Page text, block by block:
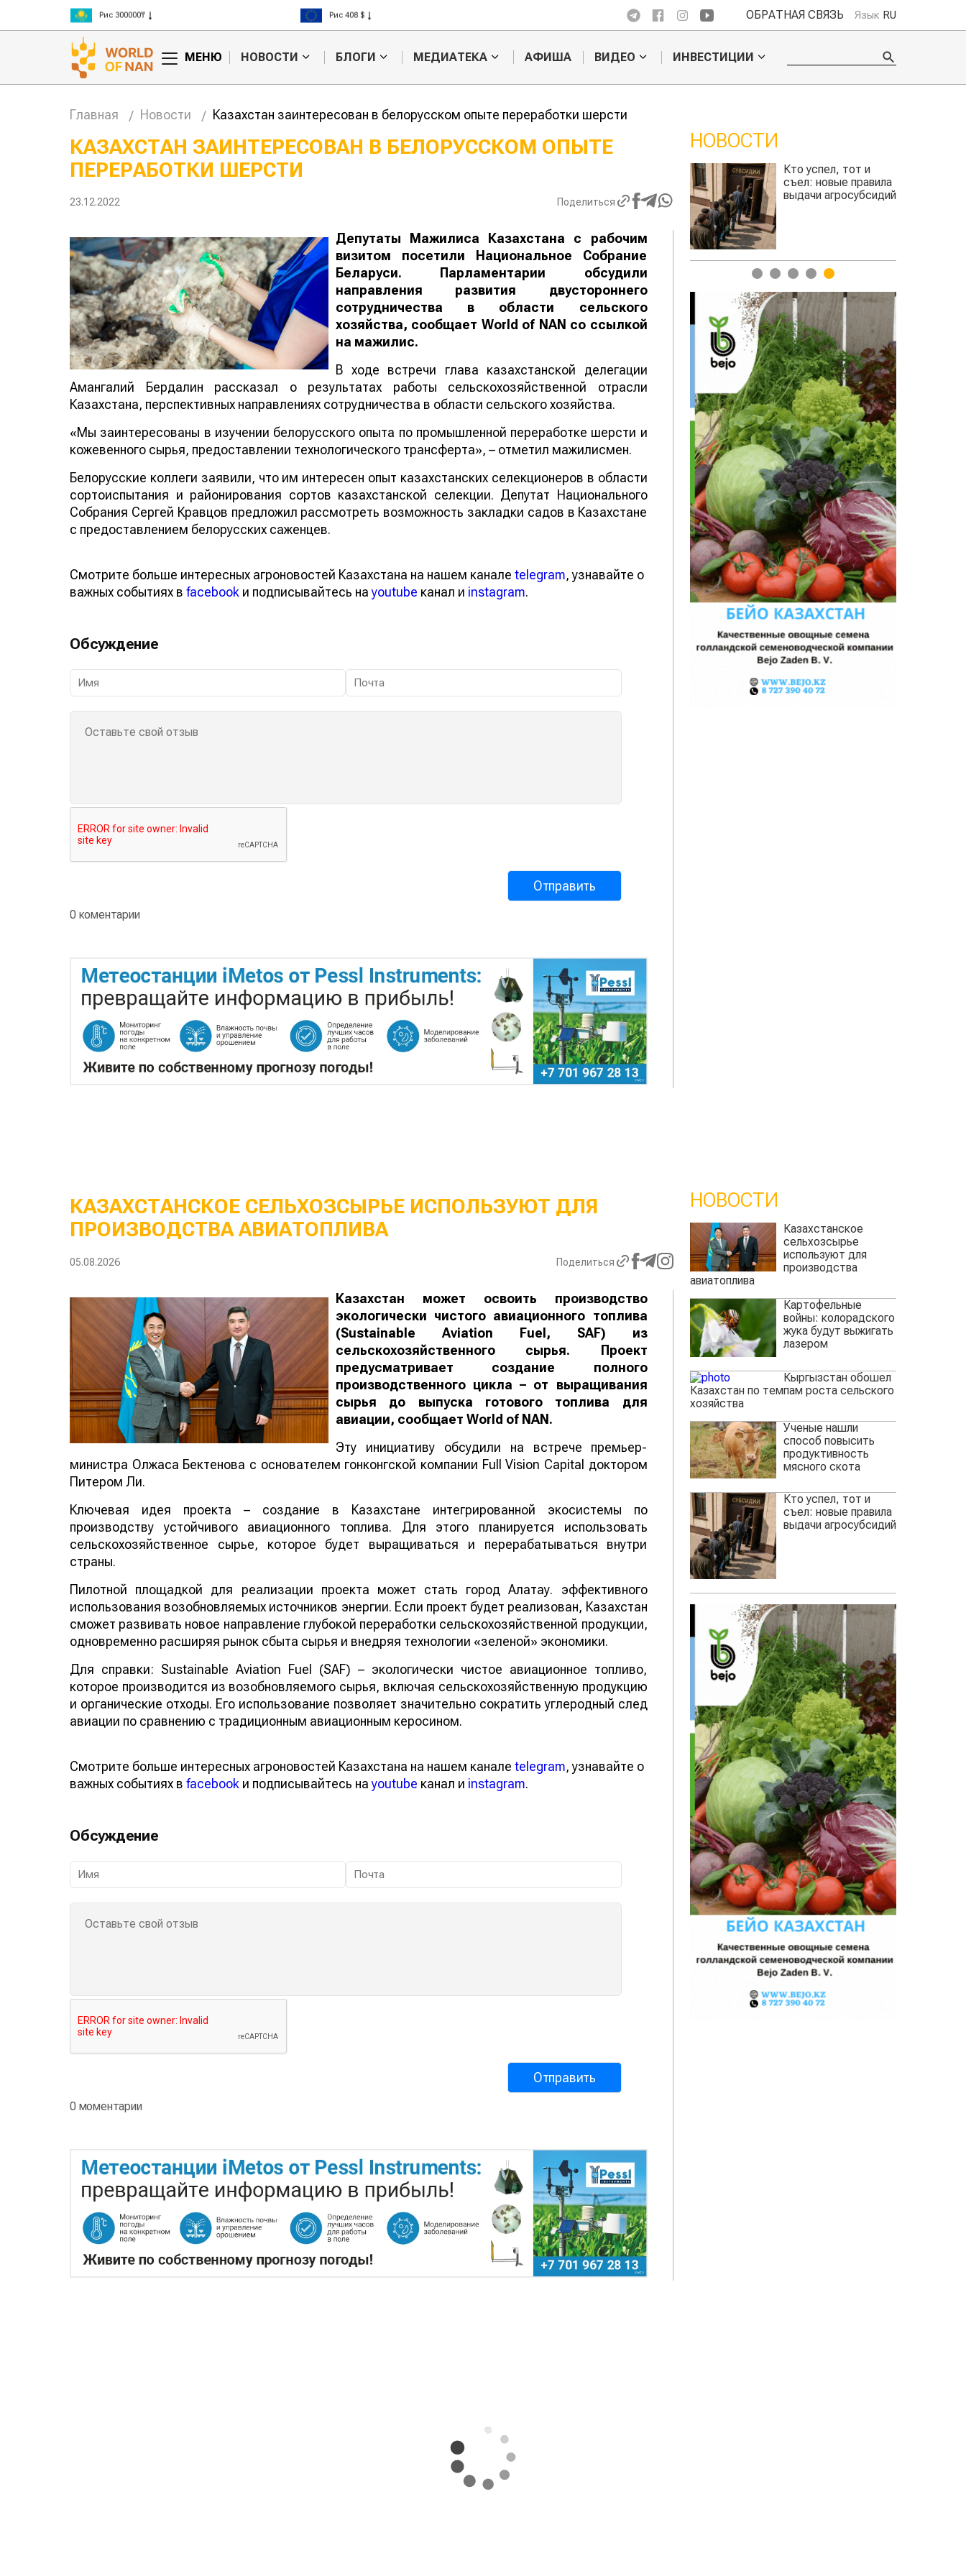
Рис 300000₸
Пшеница 3 класс 125000₸
Рис 408 $
Пшеница 423 $
ОБРАТНАЯ СВЯЗЬ Язык RU
МЕНЮ НОВОСТИ БЛОГИ МЕДИАТЕКА АФИША ВИДЕО ИНВЕСТИЦИИ
Главная Новости Казахстан заинтересован в белорусском опыте переработки шерсти
КАЗАХСТАН ЗАИНТЕРЕСОВАН В БЕЛОРУССКОМ ОПЫТЕ
ПЕРЕРАБОТКИ ШЕРСТИ
23.12.2022 Поделиться
Депутаты Мажилиса Казахстана с рабочим
визитом посетили Национальное Собрание
Беларуси. Парламентарии обсудили
направления развития двустороннего
сотрудничества в области сельского
хозяйства, сообщает World of NAN со ссылкой
на мажилис.
В ходе встречи глава казахстанской делегации
Амангалий Бердалин рассказал о результатах работы сельскохозяйственной отрасли
Казахстана, перспективных направлениях сотрудничества в области сельского хозяйства.
«Мы заинтересованы в изучении белорусского опыта по промышленной переработке шерсти и
кожевенного сырья, предоставлении технологического трансферта», – отметил мажилисмен.
Белорусские коллеги заявили, что им интересен опыт казахстанских селекционеров в области
сортоиспытания и районирования сортов казахстанской селекции. Депутат Национального
Собрания Сергей Кравцов предложил рассмотреть возможность закладки садов в Казахстане
с предоставлением белорусских саженцев.
Смотрите больше интересных агроновостей Казахстана на нашем канале telegram, узнавайте о
важных событиях в facebook и подписывайтесь наyoutube канал и instagram.
Обсуждение
0 коментарии
НОВОСТИ
выдачи агросубсидий
Казахстанское
сельхозсырье
используют для
авиатоплива
1 2 3 4 5
КАЗАХСТАНСКОЕ СЕЛЬХОЗСЫРЬЕ ИСПОЛЬЗУЮТ ДЛЯ
ПРОИЗВОДСТВА АВИАТОПЛИВА
05.08.2026 Поделиться
Казахстан может освоить производство
экологически чистого авиационного топлива
(Sustainable Aviation Fuel, SAF) из
сельскохозяйственного сырья. Проект
предусматривает создание полного
производственного цикла – от выращивания
сырья до выпуска готового топлива для
авиации, сообщает World of NAN .
Эту инициативу обсудили на встрече премьер-
министра Олжаса Бектенова с основателем гонконгской компании Full Vision Capital доктором
Питером Ли.
Ключевая идея проекта – создание в Казахстане интегрированной экосистемы по
производству устойчивого авиационного топлива. Для этого планируется использовать
сельскохозяйственное сырье, которое будет выращиваться и перерабатываться внутри
страны.
Пилотной площадкой для реализации проекта может стать город Алатау. эффективного
использования возобновляемых источников энергии. Если проект будет реализован, Казахстан
сможет развивать новое направление глубокой переработки сельскохозяйственной продукции,
одновременно расширяя рынок сбыта сырья и внедряя технологии «зеленой» экономики.
Для справки: Sustainable Aviation Fuel (SAF) – экологически чистое авиационное топливо,
которое производится из возобновляемого сырья, включая сельскохозяйственную продукцию
и органические отходы. Его использование позволяет значительно сократить углеродный след
авиации по сравнению с традиционным авиационным керосином.
Смотрите больше интересных агроновостей Казахстана на нашем канале telegram, узнавайте о
важных событиях в facebook и подписывайтесь наyoutube канал и instagram.
Обсуждение
0 моментарии
НОВОСТИ
Казахстанское
сельхозсырье
используют для
производства
авиатоплива
Картофельные
войны: колорадского
жука будут выжигать
лазером
Кыргызстан обошел
Казахстан по темпам роста сельского
хозяйства
Ученые нашли
способ повысить
продуктивность
мясного скота
Кто успел, тот и
съел: новые правила
выдачи агросубсидий